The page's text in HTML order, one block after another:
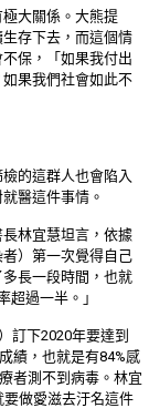
大關係。大熊提
存下去，而這個情
保，「如果我付出
果我們社會如此不
的這群人也會陷入
醫這件事情。
林宜慧坦言，依據
者）第一次覺得自己
長一段時間，也就
超過一半。」
訂下2020年要達到
績，也就是有84%感
者測不到病毒。林宜
做愛滋去汙名這件